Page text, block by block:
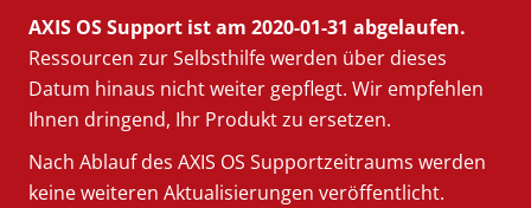
AXIS OS Support ist am 2020-01-31 abgelaufen.
Ressourcen zur Selbsthilfe werden über dieses
Datum hinaus nicht weiter gepflegt. Wir empfehlen
Ihnen dringend, Ihr Produkt zu ersetzen.
Nach Ablauf des AXIS OS Supportzeitraums werden
keine weiteren Aktualisierungen veröffentlicht.